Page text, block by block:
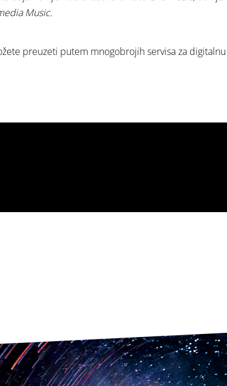
Music.
preuzeti putem mnogobrojih servisa za